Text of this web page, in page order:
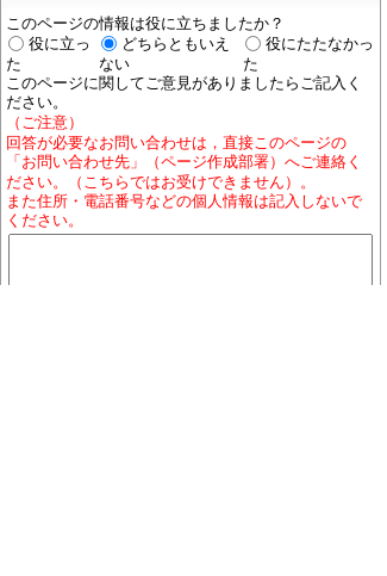
このページの情報は役に立ちましたか？
役に立っ
た
どちらともいえ
ない
役にたたなかっ
た
このページに関してご意見がありましたらご記入く
ださい。
（ご注意）
回答が必要なお問い合わせは，直接このページの
「お問い合わせ先」（ページ作成部署）へご連絡く
ださい。（こちらではお受けできません）。
また住所・電話番号などの個人情報は記入しないで
ください。